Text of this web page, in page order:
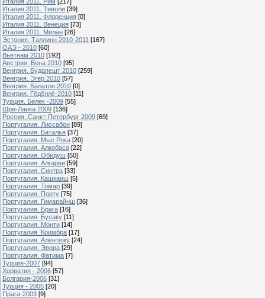
Италия 2011. Тиволи [39]
Италия 2011. Флоренция [0]
Италия 2011. Венеция [73]
Италия 2011. Милан [26]
Эстония. Таллинн 2010-2011 [167]
ОАЭ - 2010 [60]
Вьетнам 2010 [192]
Австрия. Вена 2010 [95]
Венгрия. Будапешт 2010 [259]
Венгрия. Эгер 2010 [57]
Венгрия. Балатон 2010 [0]
Венгрия. Гёдёллё-2010 [11]
Турция. Белек -2009 [55]
Шри-Ланка 2009 [136]
Россия. Санкт-Петербург 2009 [69]
Португалия. Лиссабон [89]
Португалия. Баталья [37]
Португалия. Мыс Рока [20]
Португалия. Алкобаса [22]
Португалия. Обидуш [50]
Португалия. Алгарви [59]
Португалия. Синтра [33]
Португалия. Кашкаиш [5]
Португалия. Томар [39]
Португалия. Порту [75]
Португалия. Гимарайнш [36]
Португалия. Брага [16]
Португалия. Бусаку [11]
Португалия. Монти [14]
Португалия. Коимбра [17]
Португалия. Алентежу [24]
Португалия. Эвора [29]
Португалия. Фатима [7]
Турция-2007 [94]
Хорватия - 2006 [57]
Болгария-2006 [31]
Турция - 2005 [20]
Прага-2003 [9]